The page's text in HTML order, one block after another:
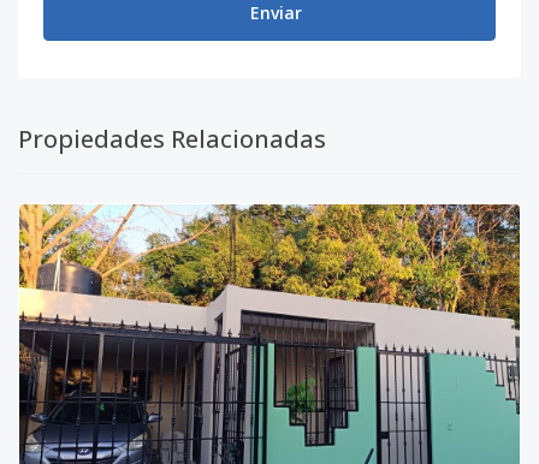
Enviar
Propiedades Relacionadas